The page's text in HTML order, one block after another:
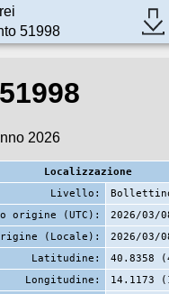
51998
2026
Localizzazione
Livello:
origine (UTC):
2026/03/
(Locale):
2026/03/
Latitudine:
40.8358
Longitudine:
14.1173